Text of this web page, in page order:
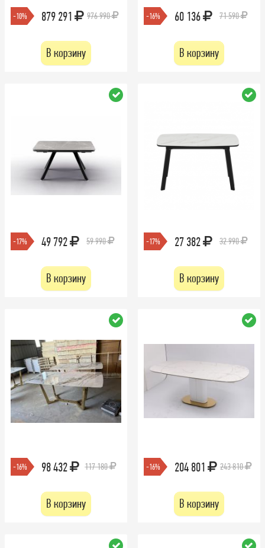
-10% 879 291 976 990
В корзину
-16% 60 136 71 590
В корзину
-17% 49 792 59 990
В корзину
-17% 27 382 32 990
В корзину
-16% 98 432 117 180
В корзину
-16% 204 801 243 810
В корзину